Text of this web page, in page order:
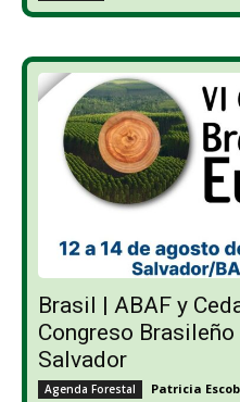
Brasil | ABAF y
Congreso
Salvador
Agenda Forestal Patricia